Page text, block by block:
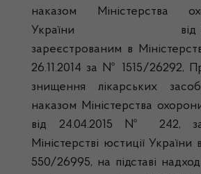
наказом Міністерства
України від
зареєстрованим в
26.11.2014 за № 1515/26292,
знищення лікарських
наказом Міністерства
від 24.04.2015 № 242,
Міністерстві юстиції
550/26995, на підставі